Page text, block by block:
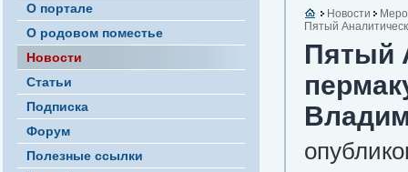
О портале
О родовом поместье
Новости
Статьи
Подписка
Форум
Полезные ссылки
Новости
Пятый
Пятый